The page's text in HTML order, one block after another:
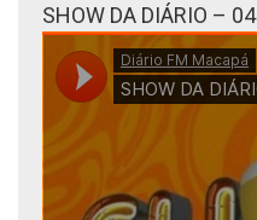
SHOW DA DIÁRIO –